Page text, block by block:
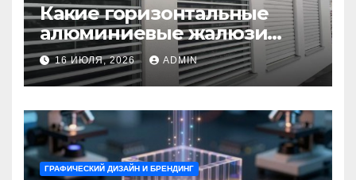
Какие горизонтальные
алюминиевые жалюзи
выбрать для окон?
16 ИЮЛЯ, 2026 ADMIN
ГРАФИЧЕСКИЙ ДИЗАЙН И БРЕНДИНГ